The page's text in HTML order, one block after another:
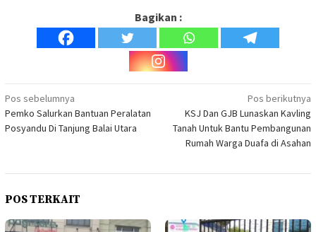
Bagikan :
Navigasi
pos
Pos sebelumnya
Pemko Salurkan Bantuan Peralatan
Posyandu Di Tanjung Balai Utara
Pos berikutnya
KSJ Dan GJB Lunaskan Kavling
Tanah Untuk Bantu Pembangunan
Rumah Warga Duafa di Asahan
POS TERKAIT